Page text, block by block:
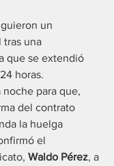
un
una
que se extendió
horas.
noche para que,
del contrato
la huelga
el
Waldo Pérez, a